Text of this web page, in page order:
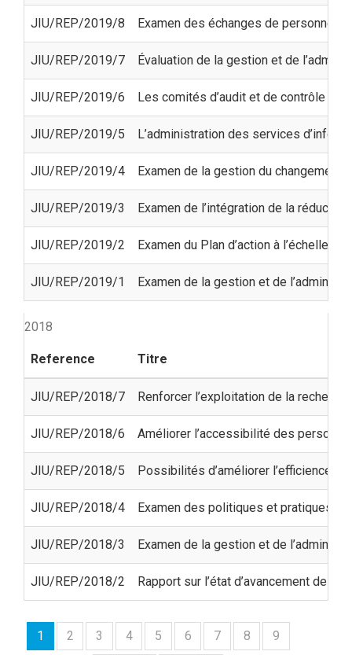
JIU/REP/2019/8 Examen des échanges de personnel
JIU/REP/2019/7 Évaluation de la gestion et de
JIU/REP/2019/6 Les comités d’audit et de contrôle
JIU/REP/2019/5 L’administration des services
JIU/REP/2019/4 Examen de la gestion du
JIU/REP/2019/3 Examen de l’intégration de la
JIU/REP/2019/2 Examen du Plan d’action à l’échelle
JIU/REP/2019/1 Examen de la gestion et de
2018
Reference Titre
JIU/REP/2018/7 Renforcer l’exploitation de la
JIU/REP/2018/6 Améliorer l’accessibilité des
JIU/REP/2018/5 Possibilités d’améliorer l’efficience
JIU/REP/2018/4 Examen des politiques et pratiques
JIU/REP/2018/3 Examen de la gestion et de
JIU/REP/2018/2 Rapport sur l’état d’avancement des
1 2 3 4 5 6 7 8 9